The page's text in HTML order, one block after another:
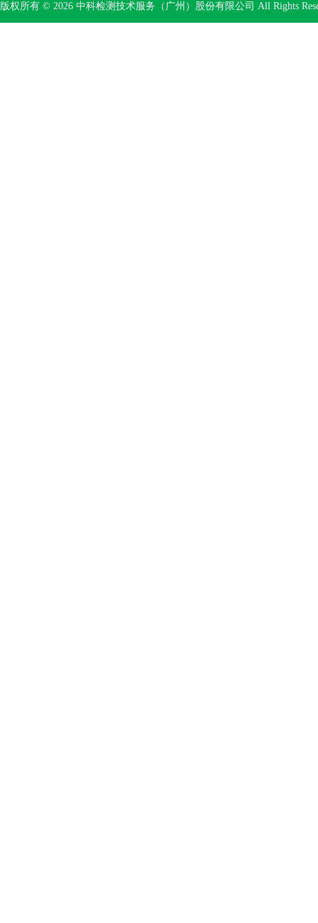
版权所有 © 2026 中科检测技术服务（广州）股份有限公司 All Rights